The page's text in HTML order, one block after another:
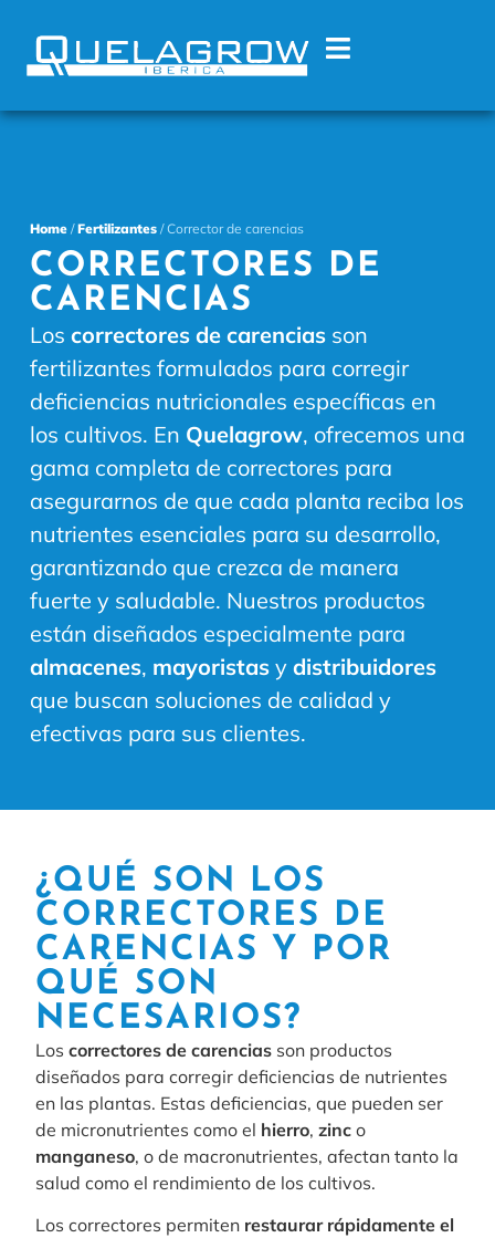
Home/Fertilizantes/ Corrector de carencias
CORRECTORES DE
CARENCIAS
Los correctores de carenciasson
fertilizantes formulados para corregir
deficiencias nutricionales específicas en
los cultivos. En Quelagrow, ofrecemos una
gama completa de correctores para
asegurarnos de que cada planta reciba los
nutrientes esenciales para su desarrollo,
garantizando que crezca de manera
fuerte y saludable. Nuestros productos
están diseñados especialmente para
almacenes, mayoristasy distribuidores
que buscan soluciones de calidad y
efectivas para sus clientes.
¿QUÉ SON LOS
CORRECTORES DE
CARENCIAS Y POR
QUÉ SON
NECESARIOS?
Loscorrectores de carencias son productos
diseñados para corregir deficiencias de nutrientes
en las plantas. Estas deficiencias, que pueden ser
de micronutrientes como el hierro,zinc o
manganeso, o de macronutrientes, afectan tanto la
salud como el rendimiento de los cultivos.
Los correctores permiten restaurar rápidamente el